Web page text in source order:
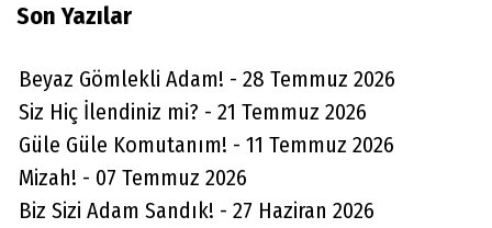
cezalarının artırılması amacı derim. 49
motosikletim 1979 dan beri otomobilim
var. Bu yıla kadar toplam 10 tane asla
olmamış trafikcezam oldu bu sayının
yarısı buyıla ait hukuksuz cezalar .
Örneğin Buyıl okulbuluşmamız
Son Yazılar
Beyaz Gömlekli Adam! - 28 Temmuz 2026
Siz Hiç İlendiniz mi? - 21 Temmuz 2026
Güle Güle Komutanım! - 11 Temmuz 2026
Mizah! - 07 Temmuz 2026
Biz Sizi Adam Sandık! - 27 Haziran 2026